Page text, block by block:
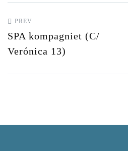
PREV
SPA kompagniet (C/
Verónica 13)